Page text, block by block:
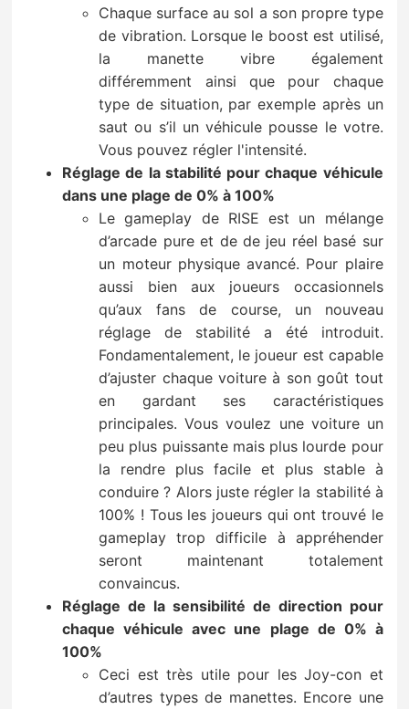
Guides Chaque surface au sol a son propre type
de vibration. Lorsque le boost est utilisé,
la manette vibre également
différemment ainsi que pour chaque
type de situation, par exemple après un
saut ou s’il un véhicule pousse le votre.
Vous pouvez régler l'intensité.
Réglage de la stabilité pour chaque véhicule
dans une plage de 0% à 100%
Le gameplay de RISE est un mélange
d’arcade pure et de de jeu réel basé sur
un moteur physique avancé. Pour plaire
aussi bien aux joueurs occasionnels
qu’aux fans de course, un nouveau
réglage de stabilité a été introduit.
Fondamentalement, le joueur est capable
d’ajuster chaque voiture à son goût tout
en gardant ses caractéristiques
principales. Vous voulez une voiture un
peu plus puissante mais plus lourde pour
la rendre plus facile et plus stable à
conduire ? Alors juste régler la stabilité à
100% ! Tous les joueurs qui ont trouvé le
gameplay trop difficile à appréhender
seront maintenant totalement
convaincus.
Réglage de la sensibilité de direction pour
chaque véhicule avec une plage de 0% à
100%
Ceci est très utile pour les Joy-con et
d’autres types de manettes. Encore une